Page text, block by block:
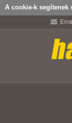
A cookie-k segítenek